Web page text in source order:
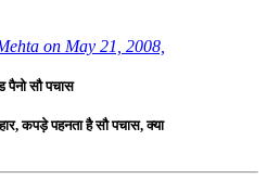
on May 21, 2008,
पैनो सौ पचास
कपड़े पहनता है सौ पचास, क्या